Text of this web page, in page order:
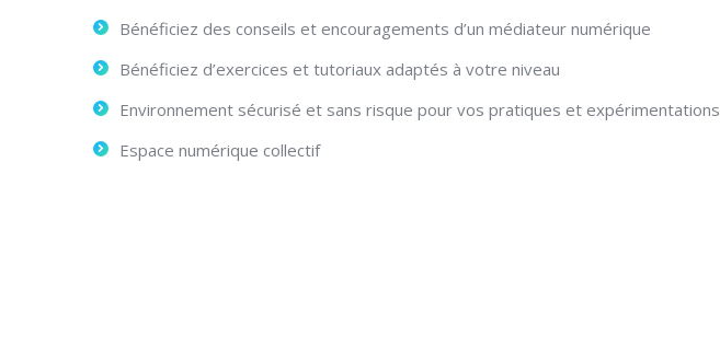
Bénéficiez des conseils et encouragements d’un médiateur numérique
Bénéficiez d’exercices et tutoriaux adaptés à votre niveau
Environnement sécurisé et sans risque pour vos pratiques et expérimentations
Espace numérique collectif